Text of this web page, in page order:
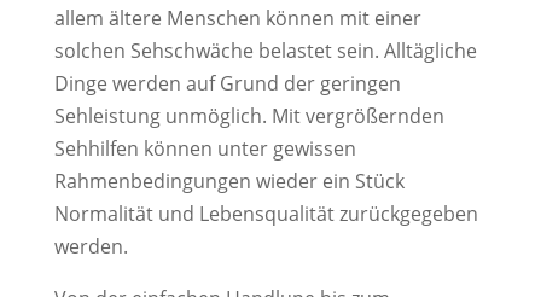
allem ältere Menschen können mit einer
solchen Sehschwäche belastet sein. Alltägliche
Dinge werden auf Grund der geringen
Sehleistung unmöglich. Mit vergrößernden
Sehhilfen können unter gewissen
Rahmenbedingungen wieder ein Stück
Normalität und Lebensqualität zurückgegeben
werden.